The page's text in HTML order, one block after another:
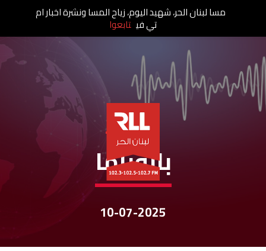
نشرات الأخبار
بانوراما
10-07-2025
مسا لبنان الحر، شهيد اليوم، زياح المسا ونشرة اخبار ام
تي في تابعوا